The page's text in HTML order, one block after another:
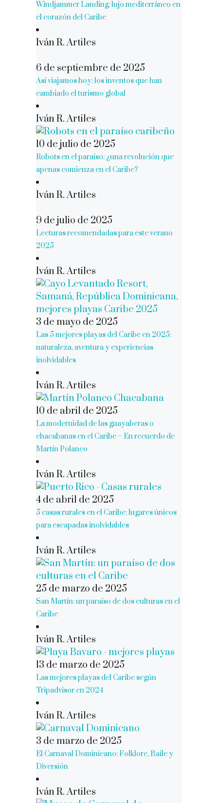
Windjammer Landing: lujo mediterráneo en
el corazón del Caribe
Iván R. Artiles
6 de septiembre de 2025
Así viajamos hoy: los inventos que han
cambiado el turismo global
Iván R. Artiles
10 de julio de 2025
Robots en el paraíso: ¿una revolución que
apenas comienza en el Caribe?
Iván R. Artiles
9 de julio de 2025
Lecturas recomendadas para este verano
2025
Iván R. Artiles
3 de mayo de 2025
Las 5 mejores playas del Caribe en 2025:
naturaleza, aventura y experiencias
inolvidables
Iván R. Artiles
10 de abril de 2025
La modernidad de las guayaberas o
chacabanas en el Caribe – En recuerdo de
Martín Polanco
Iván R. Artiles
4 de abril de 2025
5 casas rurales en el Caribe: lugares únicos
para escapadas inolvidables
Iván R. Artiles
25 de marzo de 2025
San Martín: un paraíso de dos culturas en el
Caribe
Iván R. Artiles
13 de marzo de 2025
Las mejores playas del Caribe según
Tripadvisor en 2024
Iván R. Artiles
3 de marzo de 2025
El Carnaval Dominicano: Folklore, Baile y
Diversión
Iván R. Artiles